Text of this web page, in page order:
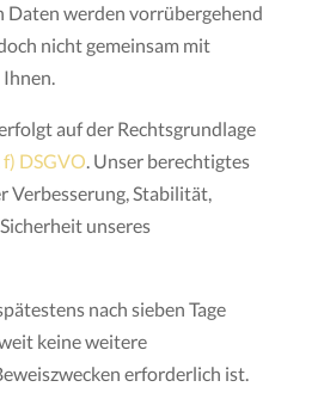
Daten werden vorrübergehend
nicht gemeinsam mit
auf der Rechtsgrundlage
DSGVO. Unser berechtigtes
Verbesserung, Stabilität,
unseres
nach sieben Tage
keine weitere
erforderlich ist.